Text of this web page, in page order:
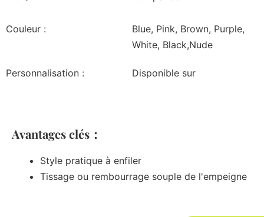
Couleur :
Blue, Pink, Brown, Purple,
White, Black,Nude
Personnalisation : Disponible sur
Avantages clés：
Style pratique à enfiler
Tissage ou rembourrage souple de l'empeigne